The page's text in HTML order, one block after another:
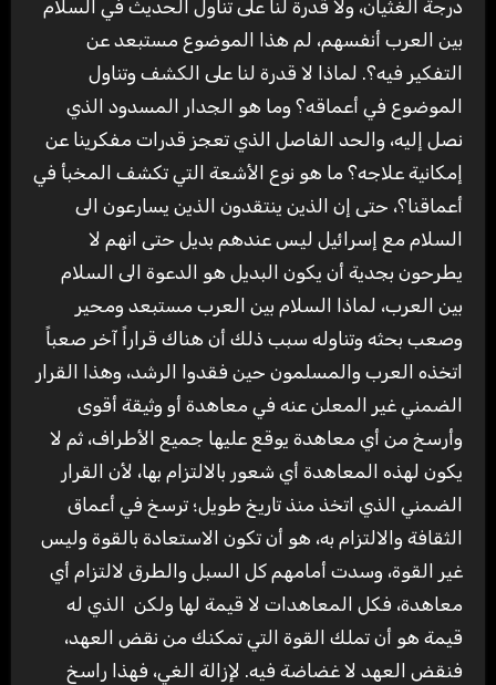
درجة الغثيان، ولا قدرة لنا على تناول الحديث في السلام
بين العرب أنفسهم، لم هذا الموضوع مستبعد عن
التفكير فيه؟. لماذا لا قدرة لنا على الكشف وتناول
الموضوع في أعماقه؟ وما هو الجدار المسدود الذي
نصل إليه، والحد الفاصل الذي تعجز قدرات مفكرينا عن
إمكانية علاجه؟ ما هو نوع الأشعة التي تكشف المخبأ في
أعماقنا؟، حتى إن الذين ينتقدون الذين يسارعون الى
السلام مع إسرائيل ليس عندهم بديل حتى انهم لا
يطرحون بجدية أن يكون البديل هو الدعوة الى السلام
بين العرب، لماذا السلام بين العرب مستبعد ومحير
وصعب بحثه وتناوله سبب ذلك أن هناك قراراً آخر صعباً
اتخذه العرب والمسلمون حين فقدوا الرشد، وهذا القرار
الضمني غير المعلن عنه في معاهدة أو وثيقة أقوى
وأرسخ من أي معاهدة يوقع عليها جميع الأطراف، ثم لا
يكون لهذه المعاهدة أي شعور بالالتزام بها، لأن القرار
الضمني الذي اتخذ منذ تاريخ طويل؛ ترسخ في أعماق
الثقافة والالتزام به، هو أن تكون الاستعادة بالقوة وليس
غير القوة، وسدت أمامهم كل السبل والطرق لالتزام أي
معاهدة، فكل المعاهدات لا قيمة لها ولكن الذي له
قيمة هو أن تملك القوة التي تمكنك من نقض العهد،
فنقض العهد لا غضاضة فيه. لإزالة الغي، فهذا راسخ